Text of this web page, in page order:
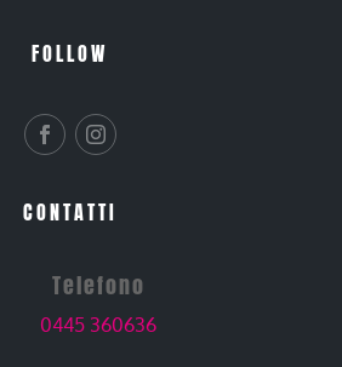
FOLLOW
CONTATTI
Telefono
0445 360636